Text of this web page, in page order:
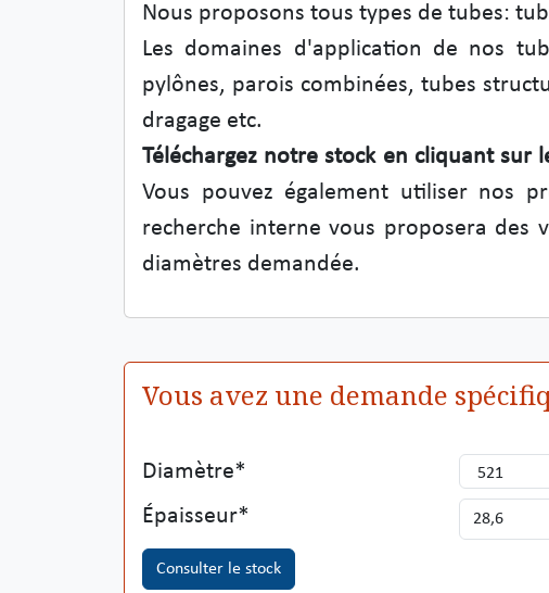
Nous proposons tous types de tubes:
Les domaines d'application de nos
pylônes, parois combinées, tubes
dragage etc.
Téléchargez notre stock en cliquant sur
Vous pouvez également utiliser nos
recherche interne vous proposera des
diamètres demandée.
Vous avez une demande
Diamètre
Épaisseur
Consulter le stock